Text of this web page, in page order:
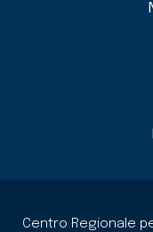
Centro Regionale